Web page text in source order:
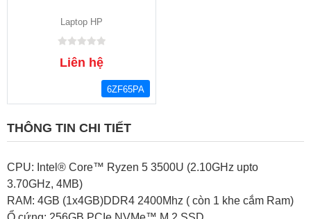
Laptop HP
Liên hệ
6ZF65PA
THÔNG TIN CHI TIẾT
CPU: Intel® Core™ Ryzen 5 3500U (2.10GHz upto
3.70GHz, 4MB)
RAM: 4GB (1x4GB)DDR4 2400Mhz ( còn 1 khe cắm Ram)